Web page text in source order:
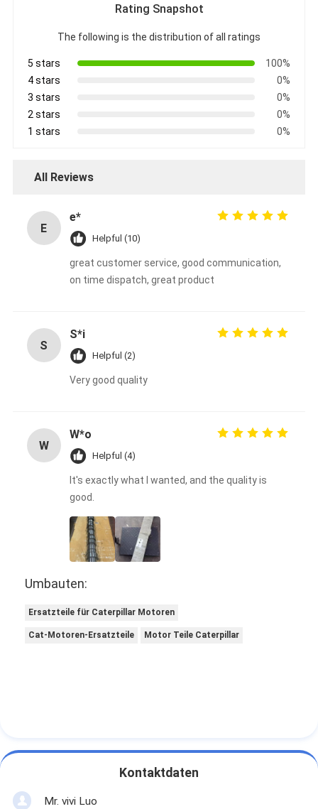
Rating Snapshot
The following is the distribution of all ratings
5 stars
100%
4 stars
0%
3 stars
0%
2 stars
0%
1 stars
0%
All Reviews
E
e*
Helpful (10)
great customer service, good communication,
on time dispatch, great product
S
S*i
Helpful (2)
Very good quality
W
W*o
Helpful (4)
It's exactly what I wanted, and the quality is
good.
Umbauten:
Ersatzteile für Caterpillar Motoren
Cat-Motoren-Ersatzteile Motor Teile Caterpillar
Kontaktdaten
Mr. vivi Luo